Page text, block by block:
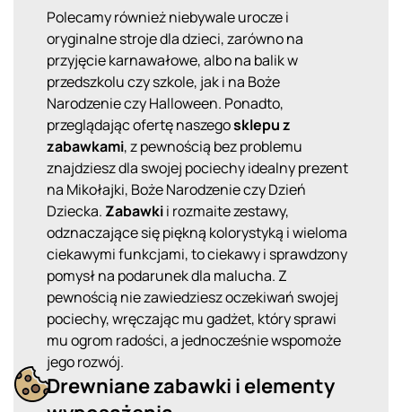
Polecamy również niebywale urocze i
oryginalne stroje dla dzieci, zarówno na
przyjęcie karnawałowe, albo na balik w
przedszkolu czy szkole, jak i na Boże
Narodzenie czy Halloween. Ponadto,
przeglądając ofertę naszegosklepu z
zabawkami, z pewnością bez problemu
znajdziesz dla swojej pociechy idealny prezent
na Mikołajki, Boże Narodzenie czy Dzień
Dziecka. Zabawkii rozmaite zestawy,
odznaczające się piękną kolorystyką i wieloma
ciekawymi funkcjami, to ciekawy i sprawdzony
pomysł na podarunek dla malucha. Z
pewnością nie zawiedziesz oczekiwań swojej
pociechy, wręczając mu gadżet, który sprawi
mu ogrom radości, a jednocześnie wspomoże
jego rozwój.
Drewniane zabawki i elementy